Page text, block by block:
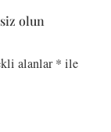
olun
alanlar* ile